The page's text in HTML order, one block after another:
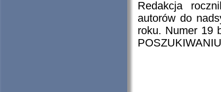
Redakcja
autorów do
roku. Numer 19